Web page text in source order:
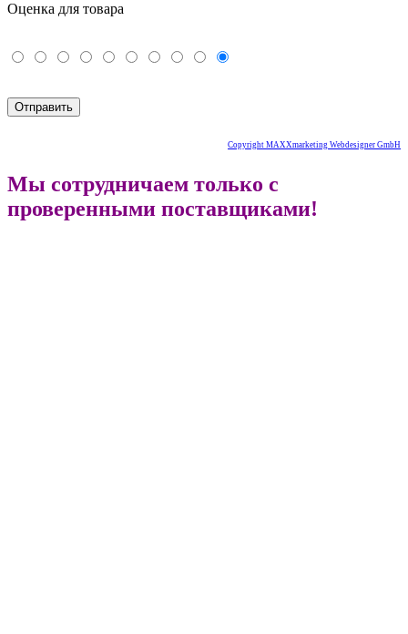
Оценка для товара
Copyright MAXXmarketing Webdesigner GmbH
Мы сотрудничаем только с
проверенными поставщиками!